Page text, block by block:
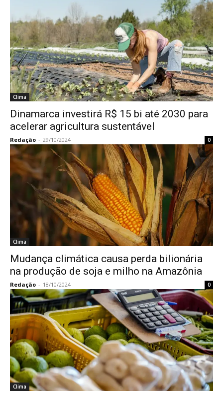
Clima
Dinamarca investirá R$ 15 bi até 2030 para
acelerar agricultura sustentável
Redação - 29/10/2024 0
Clima
Mudança climática causa perda bilionária
na produção de soja e milho na Amazônia
Redação - 18/10/2024 0
Clima